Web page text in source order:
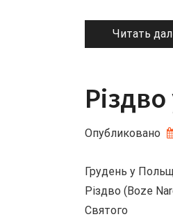
Читать
Опубликовано
Грудень у
Різдво (Boze
Святого